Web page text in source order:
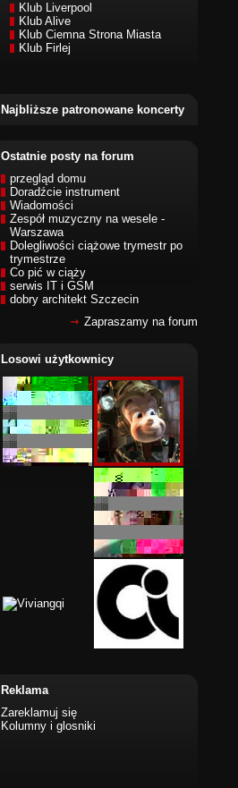
Klub Liverpool
Klub Alive
Klub Ciemna Strona Miasta
Klub Firlej
Najbliższe patronowane koncerty
Ostatnie posty na forum
przegląd domu
Doradźcie instrument
Wiadomości
Zespół muzyczny na wesele -
Warszawa
Dolegliwości ciążowe trymestr po
trymestrze
Co pić w ciąży
serwis IT i GSM
dobry architekt Szczecin
Zapraszamy na forum
Losowi użytkownicy
Reklama
Zareklamuj się
Kolumny i glosniki